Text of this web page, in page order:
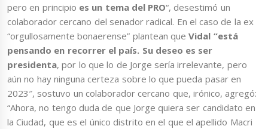
pero en principio es un tema del PRO“, desestimó un
colaborador cercano del senador radical. En el caso de la ex
“orgullosamente bonaerense” plantean queVidal “está
pensando en recorrer el país. Su deseo es ser
presidenta, por lo que lo de Jorge sería irrelevante, pero
aún no hay ninguna certeza sobre lo que pueda pasar en
2023″, sostuvo un colaborador cercano que, irónico, agregó:
“Ahora, no tengo duda de que Jorge quiera ser candidato en
la Ciudad, que es el único distrito en el que el apellido Macri